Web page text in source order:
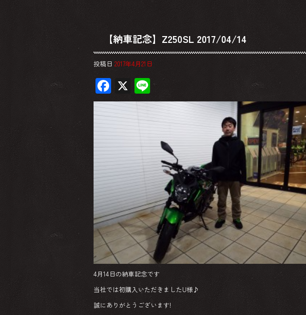
【納車記念】Z250SL 2017/04/14
投稿日 2017年4月21日
F
ac
ok
X Li
ne
4月14日の納車記念です
当社では初購入いただきましたU様♪
誠にありがとうございます!